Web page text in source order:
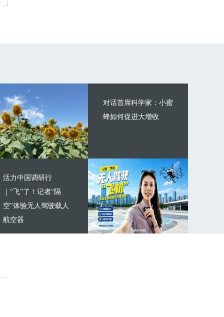
对话首席科学家：小蜜
蜂如何促进大增收
活力中国调研行
｜“飞”了！记者“隔
空”体验无人驾驶载人
航空器